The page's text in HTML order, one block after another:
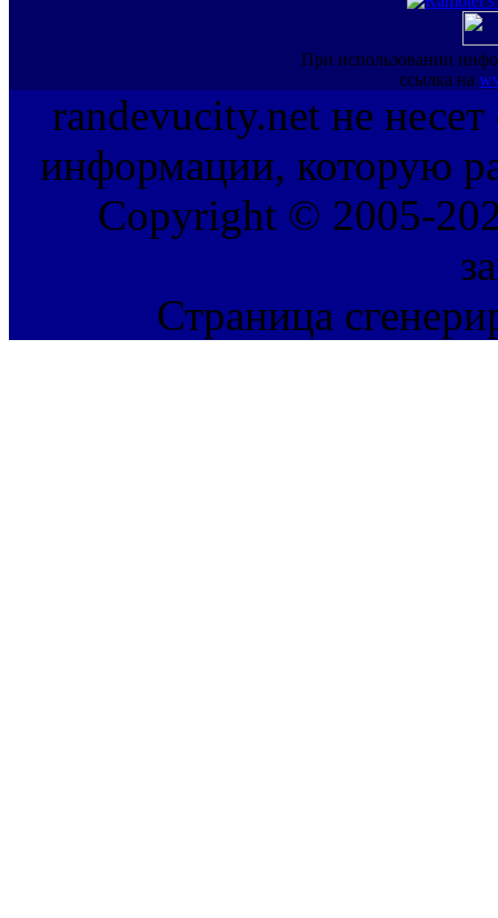
При использовании
ссылка на
randevucity.net не несет
информации, которую
Copyright © 2005-
Страница